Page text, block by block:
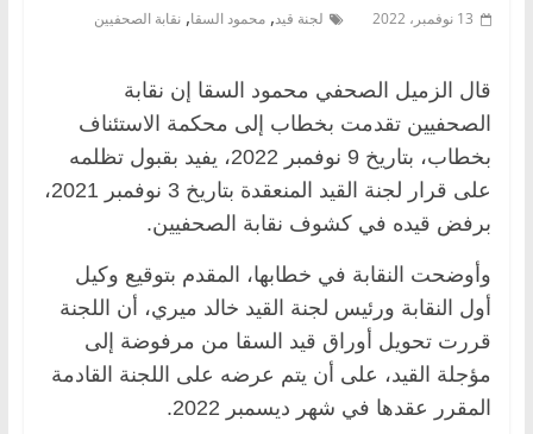
13 نوفمبر، 2022 لجنة قيد, محمود السقا, نقابة الصحفيين
قال الزميل الصحفي محمود السقا إن نقابة
الصحفيين تقدمت بخطاب إلى محكمة الاستئناف
بخطاب، بتاريخ 9 نوفمبر 2022، يفيد بقبول تظلمه
على قرار لجنة القيد المنعقدة بتاريخ 3 نوفمبر 2021،
برفض قيده في كشوف نقابة الصحفيين.
وأوضحت النقابة في خطابها، المقدم بتوقيع وكيل
أول النقابة ورئيس لجنة القيد خالد ميري، أن اللجنة
قررت تحويل أوراق قيد السقا من مرفوضة إلى
مؤجلة القيد، على أن يتم عرضه على اللجنة القادمة
المقرر عقدها في شهر ديسمبر 2022.